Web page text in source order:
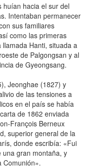
huían hacia el sur del
Intentaban permanecer
sus familiares
como las primeras
Hanti, situada a
de Palgongsan y al
de Gyeongsang.
Jeonghae (1827) y
de las tensiones a
en el país se había
de 1862 enviada
François Berneux
superior general de la
donde escribía: «Fui
una gran montaña, y
Comunión».